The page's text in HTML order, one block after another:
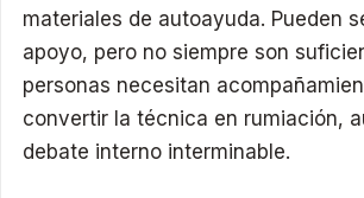
materiales de autoayuda. Pueden
apoyo, pero no siempre son
personas necesitan
convertir la técnica en rumiación,
debate interno interminable.